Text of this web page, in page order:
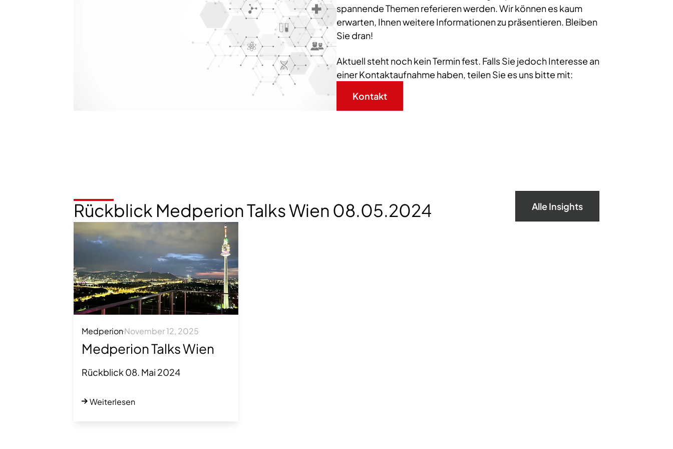
spannende Themen referieren werden. Wir können es kaum
erwarten, Ihnen weitere Informationen zu präsentieren. Bleiben
Sie dran!
Aktuell steht noch kein Termin fest. Falls Sie jedoch Interesse an
einer Kontaktaufnahme haben, teilen Sie es uns bitte mit:
Kontakt
Rückblick Medperion Talks Wien 08.05.2024 Alle Insights
MedperionNovember 12, 2025
Medperion Talks Wien
Rückblick 08. Mai 2024
Weiterlesen